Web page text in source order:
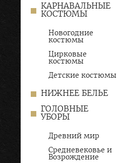
КАРНАВАЛЬНЫЕ
КОСТЮМЫ
Новогодние
костюмы
Цирковые
костюмы
Детские костюмы
НИЖНЕЕ БЕЛЬЕ
ГОЛОВНЫЕ
УБОРЫ
Древний мир
Средневековье и
Возрождение